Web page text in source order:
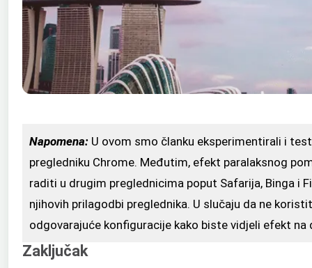
Napomena: U ovom smo članku eksperimentirali i
pregledniku Chrome. Međutim, efekt paralaksnog
raditi u drugim preglednicima poput Safarija, Binga i
njihovih prilagodbi preglednika. U slučaju da ne
odgovarajuće konfiguracije kako biste vidjeli efekt na
Zaključak